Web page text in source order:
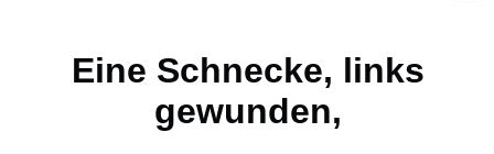
Eine Schnecke, links
gewunden,